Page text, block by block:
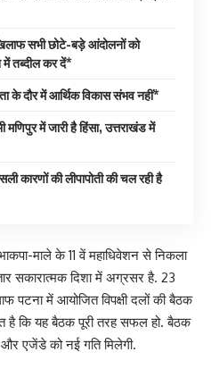
सभी छोटे-बड़े आंदोलनों को
में तब्दील कर दें*
के दौर में आर्थिक विकास संभव नहीं*
में जारी है हिंसा, उत्तराखंड में
कारणों की लीपापोती की चल रही है
माले के 11 वें महाधिवेशन से निकला
सकारात्मक दिशा में अग्रसर है. 23
पटना में आयोजित विपक्षी दलों की बैठक
है कि यह बैठक पूरी तरह सफल हो. बैठक
और एजेंडे को नई गति मिलेगी.